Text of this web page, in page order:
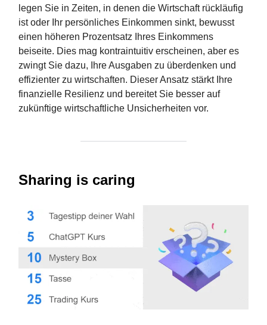
legen Sie in Zeiten, in denen die Wirtschaft rückläufig
ist oder Ihr persönliches Einkommen sinkt, bewusst
einen höheren Prozentsatz Ihres Einkommens
beiseite. Dies mag kontraintuitiv erscheinen, aber es
zwingt Sie dazu, Ihre Ausgaben zu überdenken und
effizienter zu wirtschaften. Dieser Ansatz stärkt Ihre
finanzielle Resilienz und bereitet Sie besser auf
zukünftige wirtschaftliche Unsicherheiten vor.
Sharing is caring